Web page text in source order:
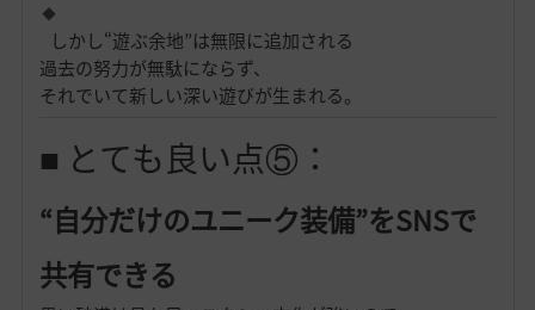
しかし“遊ぶ余地”は無限に追加される
過去の努力が無駄にならず、
それでいて新しい深い遊びが生まれる。
■ とても良い点⑤：
“自分だけのユニーク装備”をSNSで
共有できる